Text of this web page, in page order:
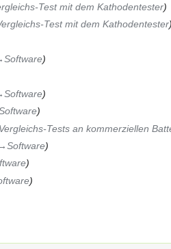
Test mit dem Kathodentester
Test mit dem Kathodentester
Tests an kommerziellen